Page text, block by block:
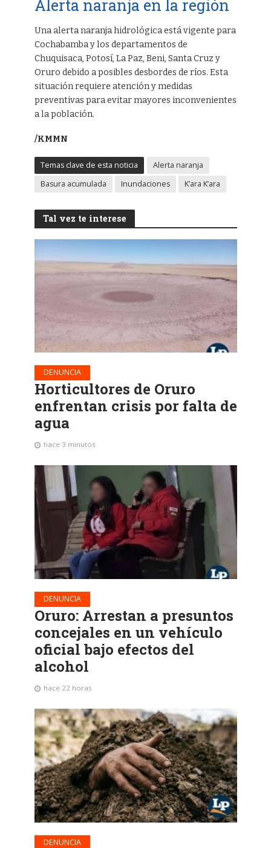
Alerta naranja en la región
Una alerta naranja hidrológica está vigente para
Cochabamba y los departamentos de
Chuquisaca, Potosí, La Paz, Beni, Santa Cruz y
Oruro debido a posibles desbordes de ríos. Esta
situación requiere atención y medidas
preventivas para evitar mayores inconvenientes
a la población.
/KMMN
Temas clave de esta noticia
Alerta naranja
Basura acumulada
Inundaciones K’ara K’ara
Tal vez te interese
DENUNCIA
Horticultores de Oruro
enfrentan crisis por falta de
agua
hace 3 minutos
DENUNCIA
Oruro: Arrestan a presuntos
concejales en un vehículo
oficial bajo efectos del
alcohol
hace 22 horas
DENUNCIA